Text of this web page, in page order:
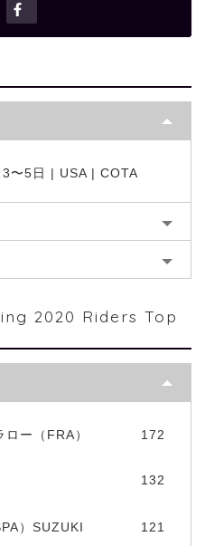
〜5日 | USA | COTA
2020 Riders Top
ー（FRA）
172
132
）SUZUKI 121